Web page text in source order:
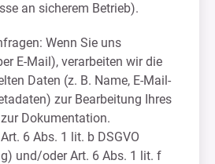
an sicherem Betrieb).
Wenn Sie uns
E-Mail), verarbeiten wir die
Daten (z. B. Name, E-Mail-
zur Bearbeitung Ihres
Dokumentation.
6 Abs. 1 lit. b DSGVO
und/oder Art. 6 Abs. 1 lit. f